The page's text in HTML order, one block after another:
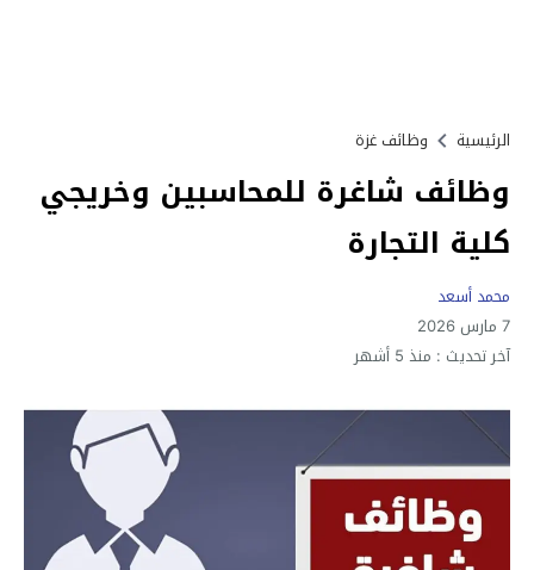
الرئيسية وظائف غزة
وظائف شاغرة للمحاسبين وخريجي
كلية التجارة
محمد أسعد
7 مارس 2026
آخر تحديث : منذ 5 أشهر